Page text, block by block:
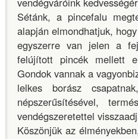
Sétánk, a pincefalu
alapján elmondhatjuk,
egyszerre van jelen a
felújított pincék mellett
Gondok vannak a
lelkes borász
népszerűsítésével,
vendégszeretettel
Köszönjük az